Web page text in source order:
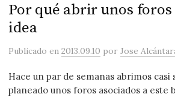
Por qué abrir unos foros
idea
Publicadoen2013.09.10 porJose
Hace un par de semanas abrimos casi
planeado unos foros asociados a este